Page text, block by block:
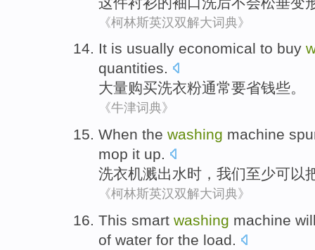
《柯林斯英汉双解大词典》
It is usually economical to buy
quantities.
大量购买洗衣粉通常要省钱些。
《牛津词典》
When the washing machine
mop it up.
洗衣机溅出水时 ， 我们至少可以
《柯林斯英汉双解大词典》
This smart washing machine
of water for the load.